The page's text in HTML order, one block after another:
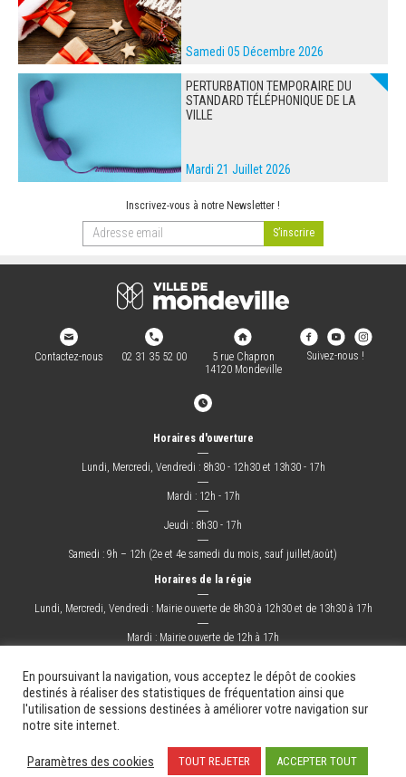
Samedi 05 Décembre 2026
PERTURBATION TEMPORAIRE DU
STANDARD TÉLÉPHONIQUE DE LA
VILLE
Mardi 21 Juillet 2026
Inscrivez-vous à notre Newsletter !
Contactez-nous 02 31 35 52 00
5 rue Chapron
14120 Mondeville
Suivez-nous !
Horaires d'ouverture
―
Lundi, Mercredi, Vendredi : 8h30 - 12h30 et 13h30 - 17h
―
Mardi : 12h - 17h
―
Jeudi : 8h30 - 17h
―
Samedi : 9h – 12h (2e et 4e samedi du mois, sauf juillet/août)
Horaires de la régie
―
Lundi, Mercredi, Vendredi : Mairie ouverte de 8h30 à 12h30 et de 13h30 à 17h
―
Mardi : Mairie ouverte de 12h à 17h
La Ville Mes démarches Grandir ! Sortir ! Changer !
Les docs.
Mentions légales
En poursuivant la navigation, vous acceptez le dépôt de cookies
destinés à réaliser des statistiques de fréquentation ainsi que
l'utilisation de sessions destinées à améliorer votre navigation sur
notre site internet.
Paramètres des cookies TOUT REJETER ACCEPTER TOUT